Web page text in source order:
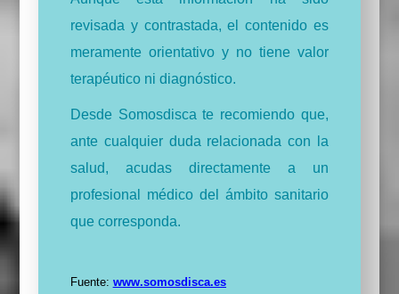
revisada y contrastada, el contenido es
meramente orientativo y no tiene valor
terapéutico ni diagnóstico.
Desde Somosdisca te recomiendo que,
ante cualquier duda relacionada con la
salud, acudas directamente a un
profesional médico del ámbito sanitario
que corresponda.
Fuente: www.somosdisca.es